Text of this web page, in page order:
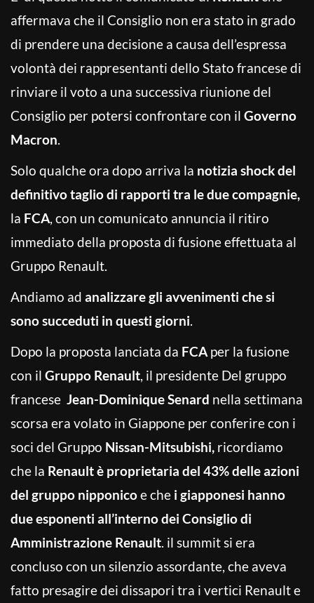
affermava che il Consiglio non era stato in grado
di prendere una decisione a causa dell’espressa
volontà dei rappresentanti dello Stato francese di
rinviare il voto a una successiva riunione del
Consiglio per potersi confrontare con il Governo
Macron.
Solo qualche ora dopo arriva la notizia shock del
definitivo taglio di rapporti tra le due compagnie,
la FCA, con un comunicato annuncia il ritiro
immediato della proposta di fusione effettuata al
Gruppo Renault.
Andiamo ad analizzare gli avvenimenti che si
sono succeduti in questi giorni.
Dopo la proposta lanciata da FCA per la fusione
con il Gruppo Renault, il presidente Del gruppo
francese Jean-Dominique Senard nella settimana
scorsa era volato in Giappone per conferire con i
soci del Gruppo Nissan-Mitsubishi, ricordiamo
che la Renault è proprietaria del 43% delle azioni
del gruppo nipponicoe che i giapponesi hanno
due esponenti all’interno dei Consiglio di
Amministrazione Renault. il summit si era
concluso con un silenzio assordante, che aveva
fatto presagire dei dissapori tra i vertici Renault e